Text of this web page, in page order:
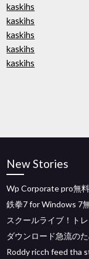
kaskihs
kaskihs
kaskihs
kaskihs
kaskihs
New Stories
Wp Corporate pro無
鉄拳7 for Windows 7
スクールライブ！ト
ダウンロード急流の
Roddy ricch feed tha